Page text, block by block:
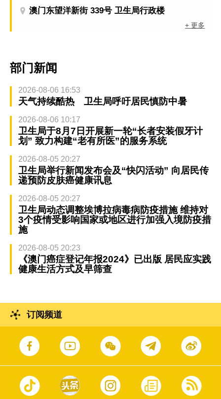
澳门东望洋新街 339号 卫生局行政楼
+ 更多
部门新闻
2026-08-06 16:53
天气持续酷热 卫生局呼吁居民慎防中暑
2026-08-06 10:17
卫生局于8月7日开展新一轮“长者安装假牙计
划” 致力构建“老有所医”的服务系统
2026-08-05 20:27
卫生局举行新闻发布会及“快闪活动” 向居民传
递预防皮肤癌健康讯息
2026-08-05 20:27
卫生局动态调整埃博拉病毒病防疫措施 维持对
3个疫情受影响国家或地区进行加强入境防疫措
施
2026-08-05 20:23
《澳门癌症登记年报2024》已出版 居民应实践
健康生活方式及早筛查
订阅频道